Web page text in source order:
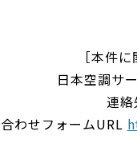
［本件
日本空調サ
連
わせフォームURL